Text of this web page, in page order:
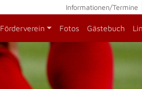
Informationen/Termine
Förderverein Fotos Gästebuch